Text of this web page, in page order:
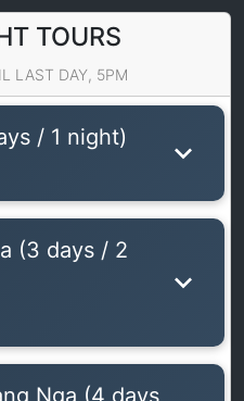
TOURS
LAST DAY, 5PM
/ 1 night)
(3 days / 2
Nga (4 days